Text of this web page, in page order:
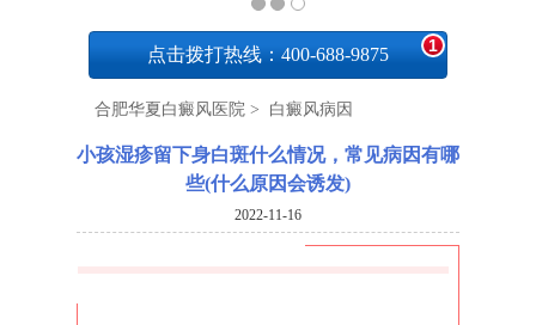
点击拨打热线：400-688-9875 1
合肥华夏白癜风医院 > 白癜风病因
小孩湿疹留下身白斑什么情况，常见病因有哪
些(什么原因会诱发)
2022-11-16